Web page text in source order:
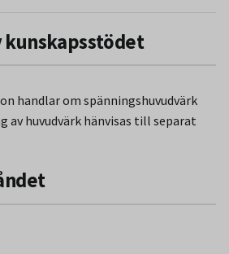
handlar om spänningshuvudvärk
av huvudvärk hänvisas till separat